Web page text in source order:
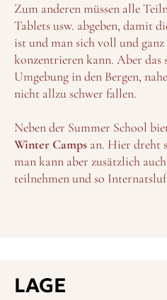
Zum anderen müssen alle
Tablets usw. abgeben, damit
ist und man sich voll und
konzentrieren kann. Aber das
Umgebung in den Bergen,
nicht allzu schwer fallen.
Neben der Summer School
Winter Camps an. Hier dreht
man kann aber zusätzlich
teilnehmen und so
LAGE